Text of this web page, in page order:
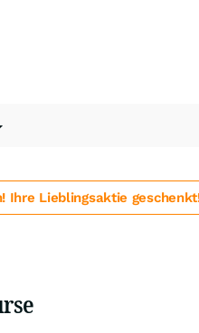
Ihre Lieblingsaktie